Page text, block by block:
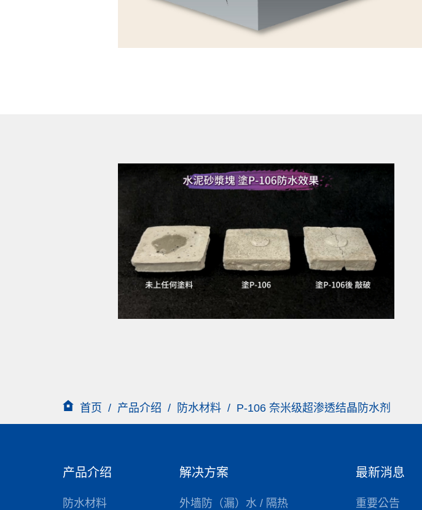
首页 / 产品介绍 / 防水材料 / P-106 奈米级超渗透结晶防水剂
产品介绍
防水材料
解决方案
外墙防（漏）水 / 隔热
最新消息
重要公告